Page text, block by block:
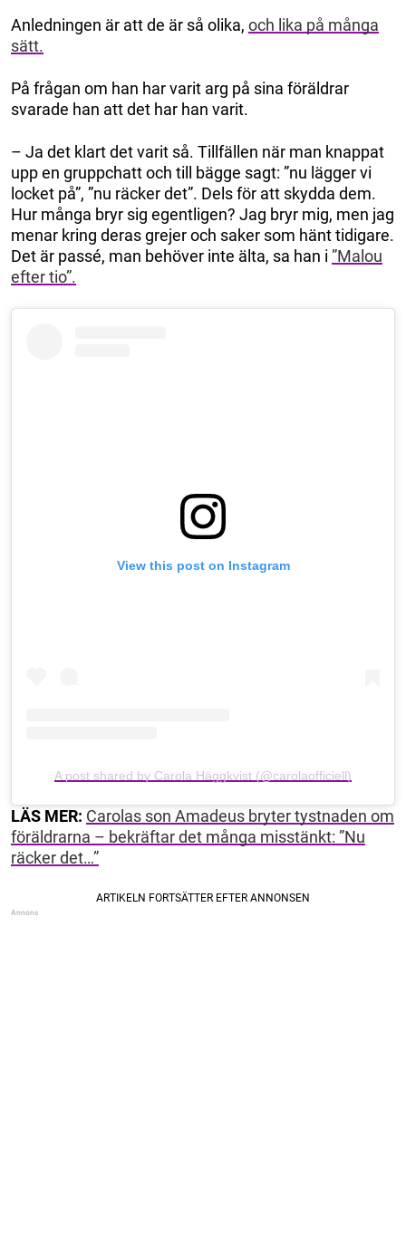
Anledningen är att de är så olika, och lika på många
sätt.
På frågan om han har varit arg på sina föräldrar
svarade han att det har han varit.
– Ja det klart det varit så. Tillfällen när man knappat
upp en gruppchatt och till bägge sagt: ”nu lägger vi
locket på”, ”nu räcker det”. Dels för att skydda dem.
Hur många bryr sig egentligen? Jag bryr mig, men jag
menar kring deras grejer och saker som hänt tidigare.
Det är passé, man behöver inte älta, sa han i ”Malou
efter tio”.
View this post on Instagram
A post shared by Carola Häggkvist (@carolaofficiell)
LÄS MER: Carolas son Amadeus bryter tystnaden om
föräldrarna – bekräftar det många misstänkt: ”Nu
räcker det…”